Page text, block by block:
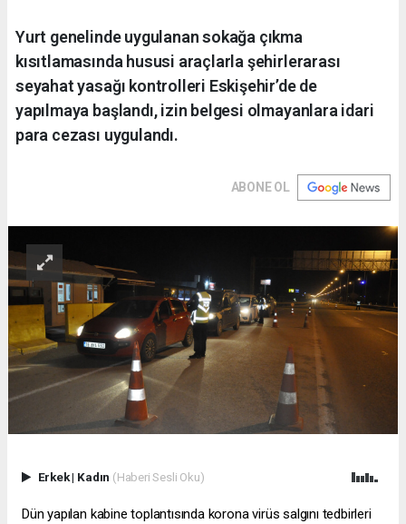
Yurt genelinde uygulanan sokağa çıkma
kısıtlamasında hususi araçlarla şehirlerarası
seyahat yasağı kontrolleri Eskişehir’de de
yapılmaya başlandı, izin belgesi olmayanlara idari
para cezası uygulandı.
ABONE OL
Erkek| Kadın (Haberi Sesli Oku)
Dün yapılan kabine toplantısında korona virüs salgını tedbirleri